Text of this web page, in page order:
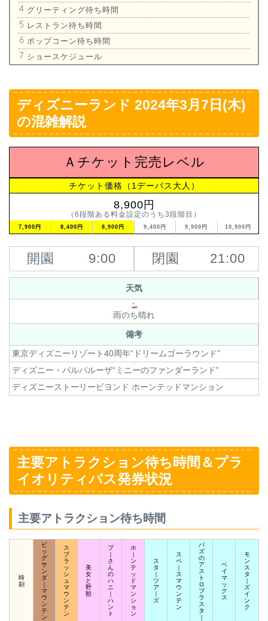
グリーティング待ち時間
レストラン待ち時間
ポップコーン待ち時間
ショースケジュール
ディズニーランド 2024年3月7日(木)
の混雑解説
Ａチケット完売レベル
チケット価格（1デーパス大人）
8,900円
（6段階ある料金設定のうち3段階目）
7,900円 8,400円 8,900円 9,400円 9,900円 10,900円
開園 9:00 閉園 21:00
天気
雨のち晴れ
備考
東京ディズニーリゾート40周年“ドリームゴーラウンド”
ディズニー・パルパルーザ“ミニーのファンダーランド”
ディズニーストーリービヨンド ホーンテッドマンション
主要アトラクション待ち時間＆プラ
イオリティパス発券状況
主要アトラクション待ち時間
時
刻
ビ
ッ
グ
サ
ン
ダ
｜
マ
ウ
ン
テ
ン
ス
プ
ラ
ッ
シ
ュ
マ
ウ
ン
テ
ン
美
女
と
野
獣
プ
｜
さ
ん
の
ハ
ニ
｜
ハ
ン
ト
ホ
｜
ン
テ
ッ
ド
マ
ン
シ
ョ
ン
ス
タ
｜
ツ
ア
｜
ズ
ス
ペ
｜
ス
マ
ウ
ン
テ
ン
バ
ズ
の
ア
ス
ト
ロ
ブ
ラ
ス
タ
｜
ベ
イ
マ
ッ
ク
ス
モ
ン
ス
タ
｜
ズ
イ
ン
ク